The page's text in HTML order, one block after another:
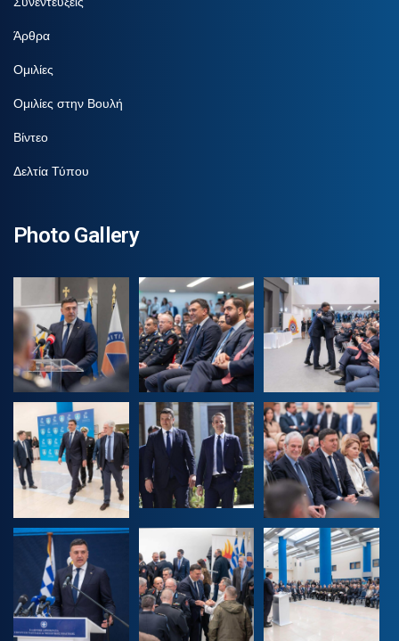
Άρθρα
Ομιλίες
Ομιλίες στην Βουλή
Βίντεο
Δελτία Τύπου
Photo Gallery